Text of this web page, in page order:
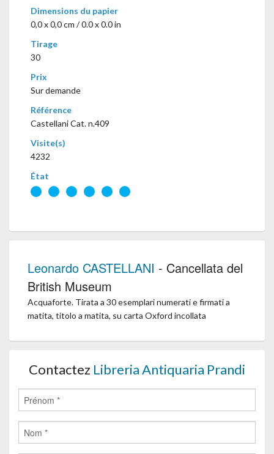
Dimensions du papier
0,0 x 0,0 cm / 0.0 x 0.0 in
Tirage
30
Prix
Sur demande
Référence
Castellani Cat. n.409
Visite(s)
4232
État
Leonardo CASTELLANI - Cancellata del
British Museum
Acquaforte. Tirata a 30 esemplari numerati e firmati a
matita, titolo a matita, su carta Oxford incollata
Contactez Libreria Antiquaria Prandi